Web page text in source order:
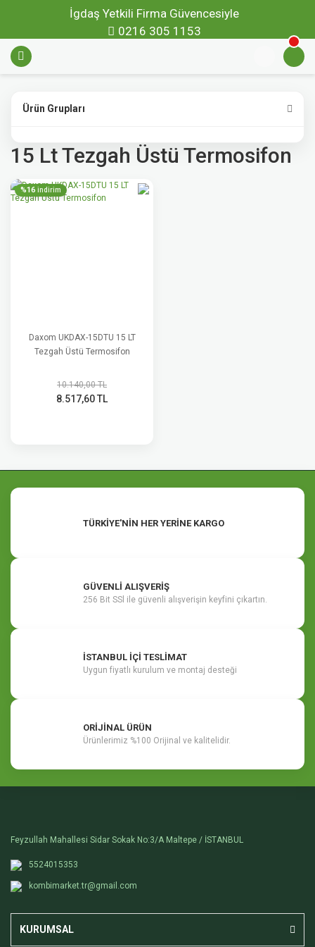
İgdaş Yetkili Firma Güvencesiyle
0216 305 1153
Ürün Grupları
15 Lt Tezgah Üstü Termosifon
%16 indirim
Daxom UKDAX-15DTU 15 LT
Tezgah Üstü Termosifon
10.140,00 TL
8.517,60 TL
TÜRKİYE'NİN HER YERİNE KARGO
GÜVENLİ ALIŞVERİŞ
256 Bit SSl ile güvenli alışverişin keyfini çıkartın.
İSTANBUL İÇİ TESLİMAT
Uygun fiyatlı kurulum ve montaj desteği
ORİJİNAL ÜRÜN
Ürünlerimiz %100 Orijinal ve kalitelidir.
Feyzullah Mahallesi Sidar Sokak No:3/A Maltepe / İSTANBUL
5524015353
kombimarket.tr@gmail.com
KURUMSAL